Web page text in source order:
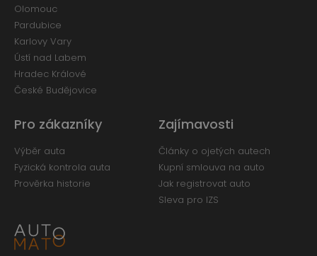
Pro zákazníky
Výběr auta
Fyzická kontrola auta
Prověrka historie
Zajímavosti
Články o ojetých autech
Kupní smlouva na auto
Jak registrovat auto
Sleva pro IZS
Olomouc
Pardubice
Karlovy Vary
Ústí nad Labem
Hradec Králové
České Budějovice